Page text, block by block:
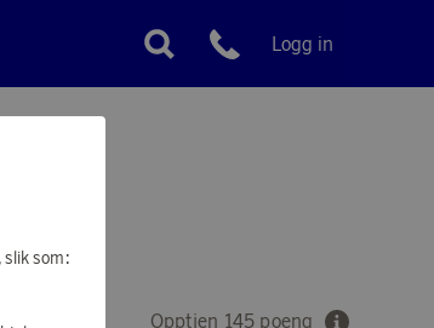
Kundeservice
Logg in
Opptjen 145 poeng
slik som: